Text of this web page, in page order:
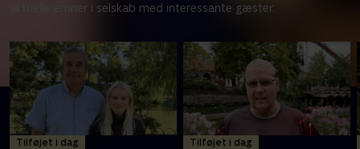
aktuelle emner i selskab med interessante gæster.
Tilføjet i dag Tilføjet i dag